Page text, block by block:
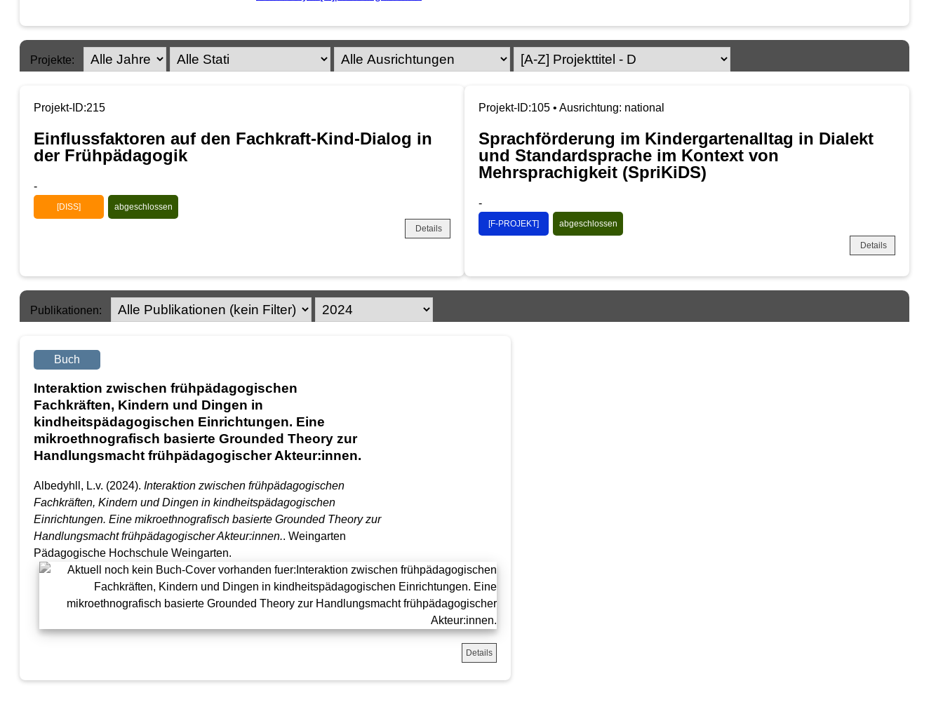
Projekte:
Projekt-ID:215
Einflussfaktoren auf den Fachkraft-Kind-Dialog in
der Frühpädagogik
-
[DISS] abgeschlossen
Details
Projekt-ID:105 • Ausrichtung: national
Sprachförderung im Kindergartenalltag in Dialekt
und Standardsprache im Kontext von
Mehrsprachigkeit (SpriKiDS)
-
[F-PROJEKT] abgeschlossen
Details
Publikationen:
Buch
Interaktion zwischen frühpädagogischen
Fachkräften, Kindern und Dingen in
kindheitspädagogischen Einrichtungen. Eine
mikroethnografisch basierte Grounded Theory zur
Handlungsmacht frühpädagogischer Akteur:innen.
Albedyhll, L.v. (2024). Interaktion zwischen frühpädagogischen
Fachkräften, Kindern und Dingen in kindheitspädagogischen
Einrichtungen. Eine mikroethnografisch basierte Grounded Theory zur
Handlungsmacht frühpädagogischer Akteur:innen.. Weingarten
Pädagogische Hochschule Weingarten.
Details